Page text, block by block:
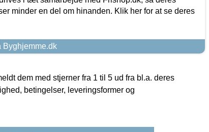
minder en del om hinanden. Klik her for at se deres
Byghjemme.dk
dem med stjerner fra 1 til 5 ud fra bl.a. deres
betingelser, leveringsformer og